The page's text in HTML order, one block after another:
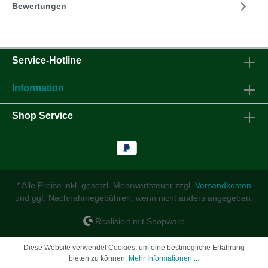
Bewertungen
Service-Hotline
Information
Shop Service
* Alle Preise inkl. gesetzl. Mehrwertsteuer zzgl. Versandkosten
und ggf. Nachnahmegebühren, wenn nicht anders angegeben.
Realisiert mit Shopware
Diese Website verwendet Cookies, um eine bestmögliche Erfahrung
bieten zu können. Mehr Informationen ...